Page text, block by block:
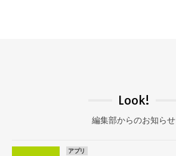
Look!
編集部からのお知らせ
アプリ